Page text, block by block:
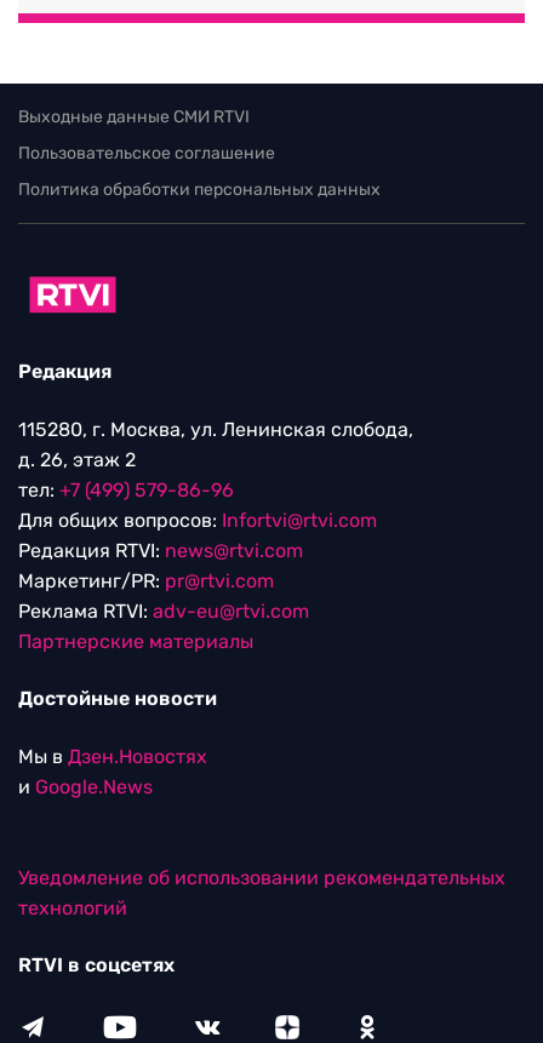
Выходные данные СМИ RTVI
Пользовательское соглашение
Политика обработки персональных данных
Редакция
115280, г. Москва, ул. Ленинская слобода,
д. 26, этаж 2
тел: +7 (499) 579-86-96
Для общих вопросов: Infortvi@rtvi.com
Редакция RTVI: news@rtvi.com
Маркетинг/PR: pr@rtvi.com
Реклама RTVI: adv-eu@rtvi.com
Партнерские материалы
Достойные новости
Мы в Дзен.Новостях
и Google.News
Уведомление об использовании рекомендательных
технологий
RTVI в соцсетях